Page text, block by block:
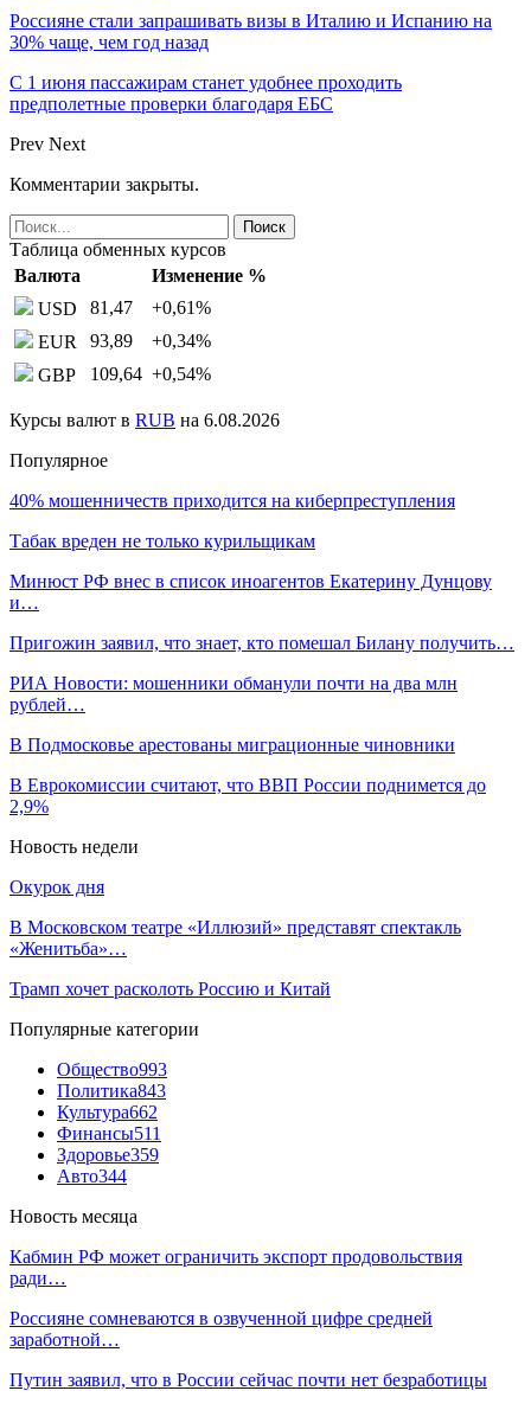
Россияне стали запрашивать визы в Италию и Испанию на
30% чаще, чем год назад
С 1 июня пассажирам станет удобнее проходить
предполетные проверки благодаря ЕБС
Prev Next
Комментарии закрыты.
Таблица обменных курсов
Валюта
Изменение %
USD
81,47 +0,61%
EUR
93,89 +0,34%
GBP
109,64 +0,54%
Курсы валют в RUB на 6.08.2026
Популярное
40% мошенничеств приходится на киберпреступления
Табак вреден не только курильщикам
Минюст РФ внес в список иноагентов Екатерину Дунцову
и…
Пригожин заявил, что знает, кто помешал Билану получить…
РИА Новости: мошенники обманули почти на два млн
рублей…
В Подмосковье арестованы миграционные чиновники
В Еврокомиссии считают, что ВВП России поднимется до
2,9%
Новость недели
Окурок дня
В Московском театре «Иллюзий» представят спектакль
«Женитьба»…
Трамп хочет расколоть Россию и Китай
Популярные категории
Общество993
Политика843
Культура662
Финансы511
Здоровье359
Авто344
Новость месяца
Кабмин РФ может ограничить экспорт продовольствия
ради…
Россияне сомневаются в озвученной цифре средней
заработной…
Путин заявил, что в России сейчас почти нет безработицы